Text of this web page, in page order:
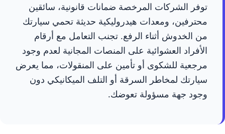
توفر الشركات المرخصة ضمانات قانونية، سائقين
محترفين، ومعدات هيدروليكية حديثة تحمي سيارتك
من الخدوش أثناء الرفع. تجنب التعامل مع أرقام
الأفراد العشوائية على المنصات المجانية لعدم وجود
مرجعية للشكوى أو تأمين على المنقولات، مما يعرض
سيارتك لمخاطر السرقة أو التلف الميكانيكي دون
وجود جهة مسؤولة تعوضك.